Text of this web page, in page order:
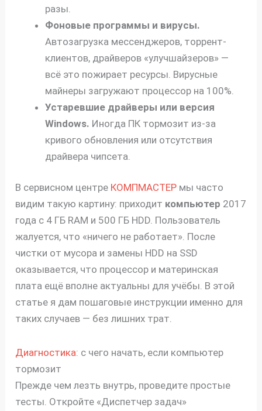
разы.
Фоновые программы и вирусы.
Автозагрузка мессенджеров, торрент-
клиентов, драйверов «улучшайзеров» —
всё это пожирает ресурсы. Вирусные
майнеры загружают процессор на 100%.
Устаревшие драйверы или версия
Windows. Иногда ПК тормозит из-за
кривого обновления или отсутствия
драйвера чипсета.
В сервисном центре КОМПМАСТЕР мы часто
видим такую картину: приходит компьютер 2017
года с 4 ГБ RAM и 500 ГБ HDD. Пользователь
жалуется, что «ничего не работает». После
чистки от мусора и замены HDD на SSD
оказывается, что процессор и материнская
плата ещё вполне актуальны для учёбы. В этой
статье я дам пошаговые инструкции именно для
таких случаев — без лишних трат.
Диагностика: с чего начать, если компьютер
тормозит
Прежде чем лезть внутрь, проведите простые
тесты. Откройте «Диспетчер задач»